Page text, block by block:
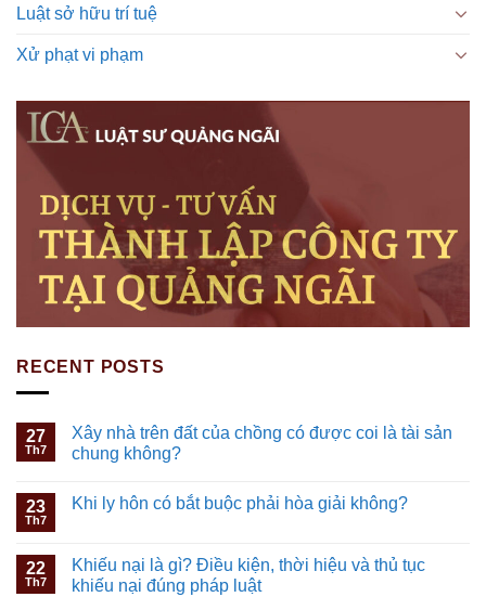
Luật sở hữu trí tuệ
Xử phạt vi phạm
RECENT POSTS
27
Th7
Xây nhà trên đất của chồng có được coi là tài sản
chung không?
23
Th7
Khi ly hôn có bắt buộc phải hòa giải không?
22
Th7
Khiếu nại là gì? Điều kiện, thời hiệu và thủ tục
khiếu nại đúng pháp luật